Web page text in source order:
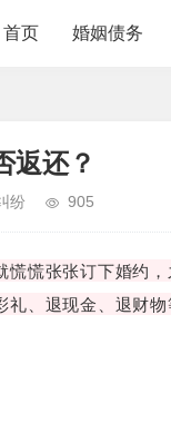
首页 婚姻债务
返还？
纷 905
慌张张订下婚约
、退现金、退财